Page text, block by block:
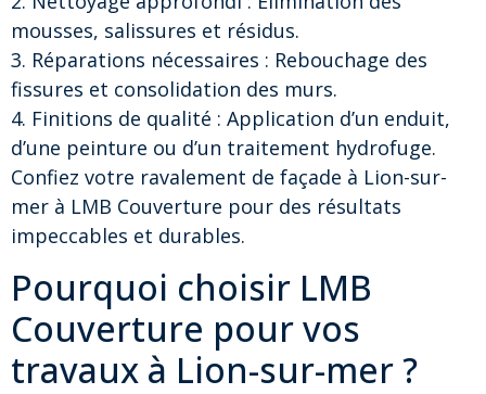
mousses, salissures et résidus.
3. Réparations nécessaires : Rebouchage des
fissures et consolidation des murs.
4. Finitions de qualité : Application d’un enduit,
d’une peinture ou d’un traitement hydrofuge.
Confiez votre ravalement de façade à Lion-sur-
mer à LMB Couverture pour des résultats
impeccables et durables.
Pourquoi choisir LMB
Couverture pour vos
travaux à Lion-sur-mer ?